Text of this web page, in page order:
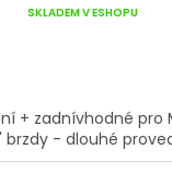
SKLADEM V ESHOPU
+ zadnívhodné pro
brzdy - dlouhé